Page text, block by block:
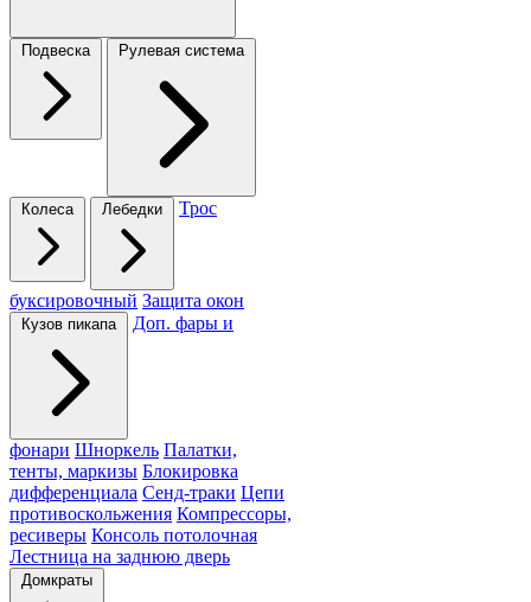
Подвеска Рулевая система
Колеса Лебедки Трос
буксировочный Защита окон
Кузов пикапа Доп. фары и
фонари Шноркель Палатки,
тенты, маркизы Блокировка
дифференциала Сенд-траки Цепи
противоскольжения Компрессоры,
ресиверы Консоль потолочная
Лестница на заднюю дверь
Домкраты